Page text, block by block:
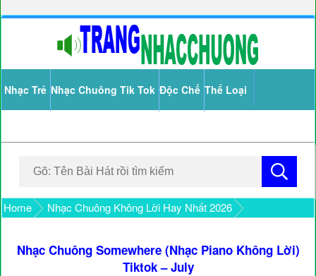
Nhạc Trẻ Nhạc Chuông Tik Tok Độc Chế Thể Loại
Home Nhạc Chuông Không Lời Hay Nhất 2026
Nhạc Chuông Somewhere (Nhạc Piano Không Lời)
Tiktok – July